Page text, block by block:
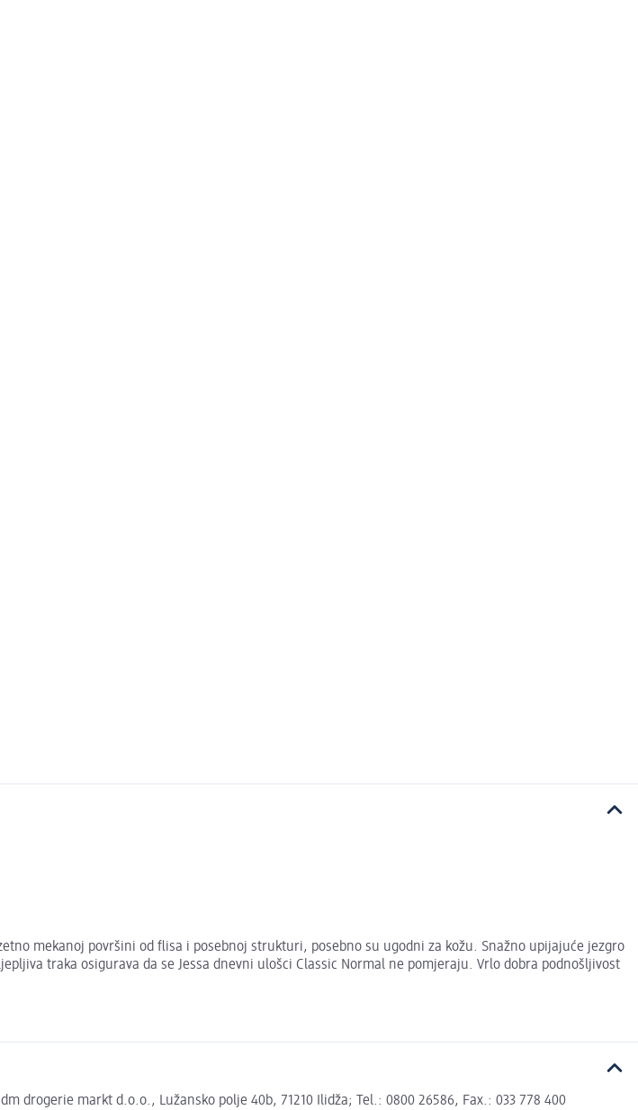
mekanoj površini od flisa i posebnoj strukturi, posebno su ugodni za kožu. Snažno upijajuće jezgro
traka osigurava da se Jessa dnevni ulošci Classic Normal ne pomjeraju. Vrlo dobra podnošljivost
drogerie markt d.o.o., Lužansko polje 40b, 71210 Ilidža; Tel.: 0800 26586, Fax.: 033 778 400